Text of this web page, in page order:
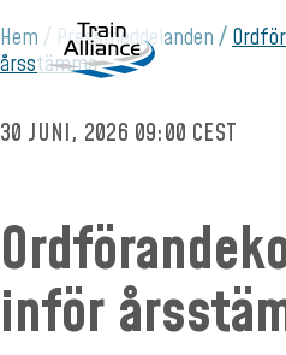
Hem Pressmeddelanden
årsstämma
30 JUNI, 2026 09:00 CEST
inför